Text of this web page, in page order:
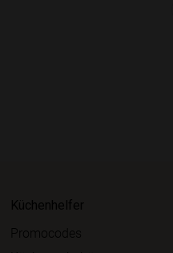
Küchenhelfer
Promocodes